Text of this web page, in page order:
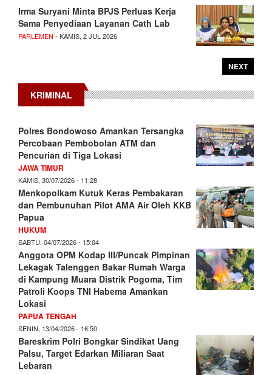
Irma Suryani Minta BPJS Perluas Kerja
Sama Penyediaan Layanan Cath Lab
PARLEMEN - KAMIS, 2 JUL 2026
NEXT
KRIMINAL
Polres Bondowoso Amankan Tersangka
Percobaan Pembobolan ATM dan
Pencurian di Tiga Lokasi
JAWA TIMUR
KAMIS, 30/07/2026 - 11:28
Menkopolkam Kutuk Keras Pembakaran
dan Pembunuhan Pilot AMA Air Oleh KKB
Papua
HUKUM
SABTU, 04/07/2026 - 15:04
Anggota OPM Kodap III/Puncak Pimpinan
Lekagak Talenggen Bakar Rumah Warga
di Kampung Muara Distrik Pogoma, Tim
Patroli Koops TNI Habema Amankan
Lokasi
PAPUA TENGAH
SENIN, 13/04/2026 - 16:50
Bareskrim Polri Bongkar Sindikat Uang
Palsu, Target Edarkan Miliaran Saat
Lebaran